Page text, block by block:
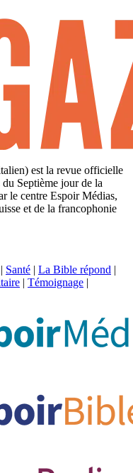
est la revue officielle
Septième jour de la
le centre Espoir Médias,
et de la francophonie
| Santé | La Bible répond |
| Témoignage |